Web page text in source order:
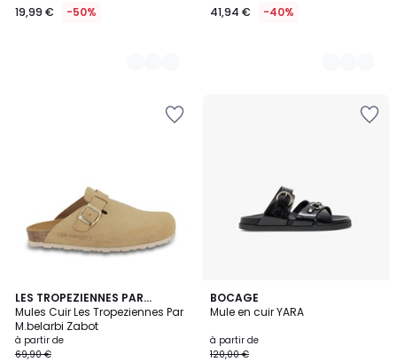
19,99 € -50% 41,94 € -40%
LES TROPEZIENNES PAR
M.BELARBI
Mules Cuir Les Tropeziennes Par
M.belarbi Zabot
à partir de
69,90 €
4
Couleurs
BOCAGE
Mule en cuir YARA
à partir de
120,00 €
3
Couleurs